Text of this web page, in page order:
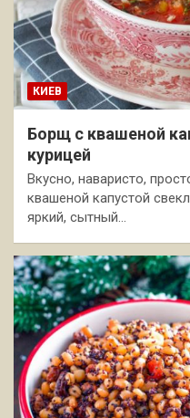
КИЕВ
Борщ с квашеной
курицей
Вкусно, наваристо,
квашеной капустой
яркий, сытный…